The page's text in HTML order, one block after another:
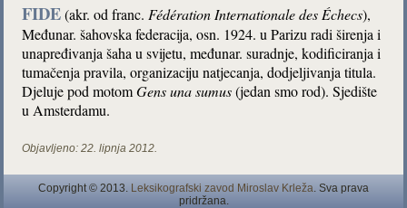
FIDE(akr. od franc. Fédération Internationale des Échecs),
Međunar. šahovska federacija, osn. 1924. u Parizu radi širenja i
unapređivanja šaha u svijetu, međunar. suradnje, kodificiranja i
tumačenja pravila, organizaciju natjecanja, dodjeljivanja titula.
Djeluje pod motomGens una sumus(jedan smo rod). Sjedište
u Amsterdamu.
Objavljeno: 22. lipnja 2012.
Copyright © 2013. Leksikografski zavod Miroslav Krleža. Sva prava
pridržana.